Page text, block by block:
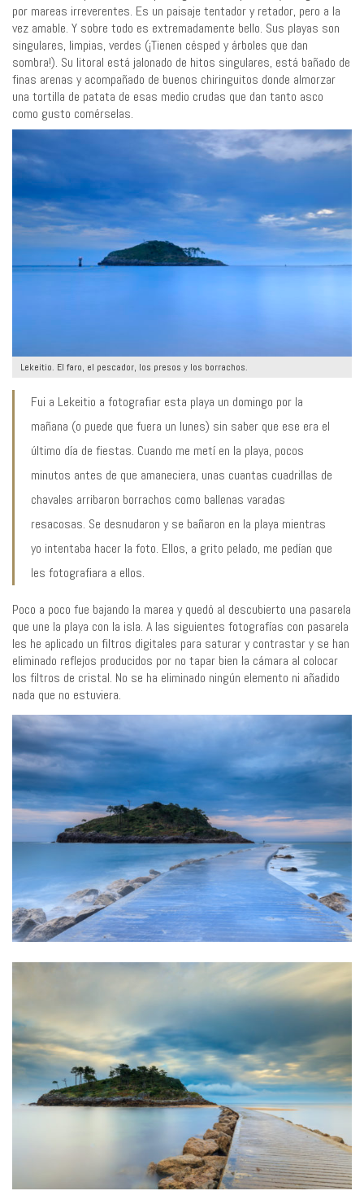
por mareas irreverentes. Es un paisaje tentador y retador, pero a la
vez amable. Y sobre todo es extremadamente bello. Sus playas son
singulares, limpias, verdes (¡Tienen césped y árboles que dan
sombra!). Su litoral está jalonado de hitos singulares, está bañado de
finas arenas y acompañado de buenos chiringuitos donde almorzar
una tortilla de patata de esas medio crudas que dan tanto asco
como gusto comérselas.
Lekeitio. El faro, el pescador, los presos y los borrachos.
Fui a Lekeitio a fotografiar esta playa un domingo por la
mañana (o puede que fuera un lunes) sin saber que ese era el
último día de fiestas. Cuando me metí en la playa, pocos
minutos antes de que amaneciera, unas cuantas cuadrillas de
chavales arribaron borrachos como ballenas varadas
resacosas. Se desnudaron y se bañaron en la playa mientras
yo intentaba hacer la foto. Ellos, a grito pelado, me pedían que
les fotografiara a ellos.
Poco a poco fue bajando la marea y quedó al descubierto una pasarela
que une la playa con la isla. A las siguientes fotografías con pasarela
les he aplicado un filtros digitales para saturar y contrastar y se han
eliminado reflejos producidos por no tapar bien la cámara al colocar
los filtros de cristal. No se ha eliminado ningún elemento ni añadido
nada que no estuviera.